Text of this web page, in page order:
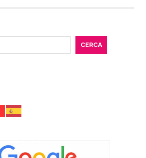
CERCA